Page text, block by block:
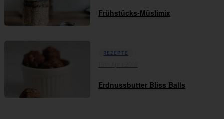
Frühstücks-Müslimix
REZEPTE
Erdnussbutter Bliss Balls